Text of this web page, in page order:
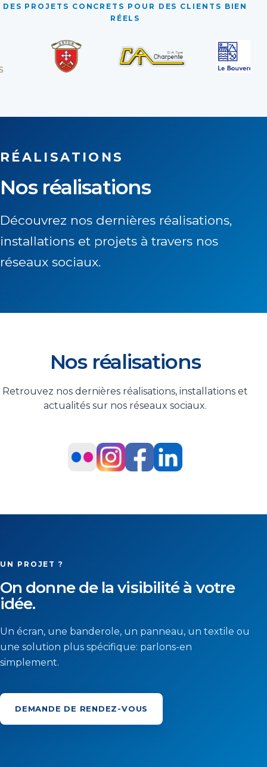
DES PROJETS CONCRETS POUR DES CLIENTS BIEN
RÉELS
RÉALISATIONS
Nos réalisations
Découvrez nos dernières réalisations,
installations et projets à travers nos
réseaux sociaux.
Nos réalisations
Retrouvez nos dernières réalisations, installations et
actualités sur nos réseaux sociaux.
UN PROJET ?
On donne de la visibilité à votre
idée.
Un écran, une banderole, un panneau, un textile ou
une solution plus spécifique: parlons-en
simplement.
DEMANDE DE RENDEZ-VOUS